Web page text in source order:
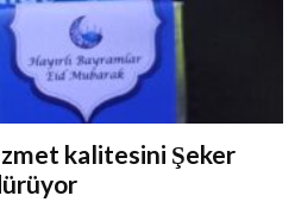
kalitesini Şeker